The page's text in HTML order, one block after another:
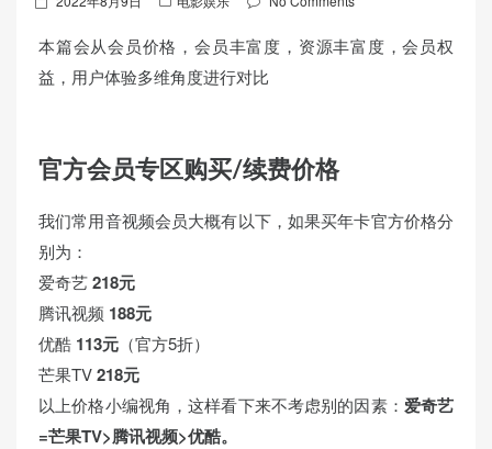
本篇会从会员价格，会员丰富度，资源丰富度，会员权
益，用户体验多维角度进行对比
官方会员专区购买/续费价格
我们常用音视频会员大概有以下，如果买年卡官方价格分
别为：
爱奇艺218元
腾讯视频 188元
优酷 113元 （官方5折）
芒果TV218元
以上价格小编视角，这样看下来不考虑别的因素： 爱奇艺
=芒果TV>腾讯视频>优酷。